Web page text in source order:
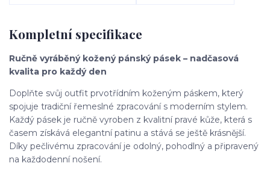
Kompletní specifikace
Ručně vyráběný kožený pánský pásek – nadčasová
kvalita pro každý den
Doplňte svůj outfit prvotřídním koženým páskem, který
spojuje tradiční řemeslné zpracování s moderním stylem.
Každý pásek je ručně vyroben z kvalitní pravé kůže, která s
časem získává elegantní patinu a stává se ještě krásnější.
Díky pečlivému zpracování je odolný, pohodlný a připravený
na každodenní nošení.